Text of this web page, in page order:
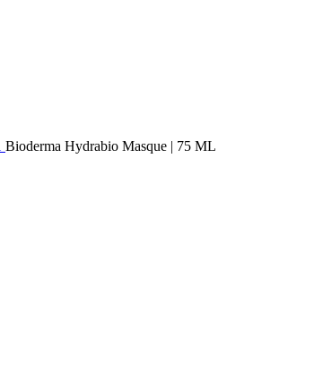
Bioderma Hydrabio Masque | 75 ML